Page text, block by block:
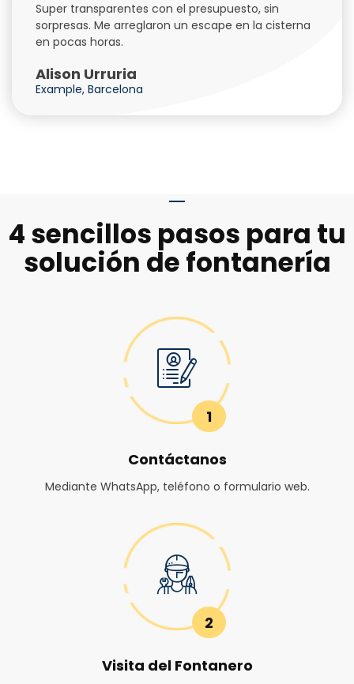
Super transparentes con el presupuesto, sin
sorpresas. Me arreglaron un escape en la cisterna
en pocas horas.
Alison Urruria
Example, Barcelona
4 sencillos pasos para tu
solución de fontanería
1
Contáctanos
Mediante WhatsApp, teléfono o formulario web.
2
Visita del Fontanero